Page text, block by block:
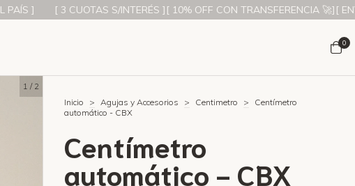
[ 3 CUOTAS S/INTERÉS ][ 10% OFF CON TRANSFERENCIA 🚀][ ENVÍOS
0
1 / 2
Inicio
> Agujas y Accesorios > Centimetro >
Centímetro
automático - CBX
Centímetro
automático - CBX